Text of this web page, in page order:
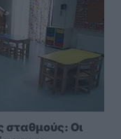
σταθμούς: Οι